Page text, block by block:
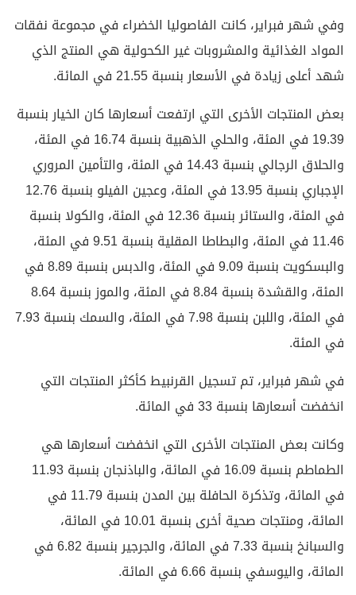
وفي شهر فبراير، كانت الفاصوليا الخضراء في مجموعة نفقات
المواد الغذائية والمشروبات غير الكحولية هي المنتج الذي
شهد أعلى زيادة في الأسعار بنسبة 21.55 في المائة.
بعض المنتجات الأخرى التي ارتفعت أسعارها كان الخيار بنسبة
19.39 في المئة، والحلي الذهبية بنسبة 16.74 في المئة،
والحلاق الرجالي بنسبة 14.43 في المئة، والتأمين المروري
الإجباري بنسبة 13.95 في المئة، وعجين الفيلو بنسبة 12.76
في المئة، والستائر بنسبة 12.36 في المئة، والكولا بنسبة
11.46 في المئة، والبطاطا المقلية بنسبة 9.51 في المئة،
والبسكويت بنسبة 9.09 في المئة، والدبس بنسبة 8.89 في
المئة، والقشدة بنسبة 8.84 في المئة، والموز بنسبة 8.64
في المئة، واللبن بنسبة 7.98 في المئة، والسمك بنسبة 7.93
في المئة.
في شهر فبراير، تم تسجيل القرنبيط كأكثر المنتجات التي
انخفضت أسعارها بنسبة 33 في المائة.
وكانت بعض المنتجات الأخرى التي انخفضت أسعارها هي
الطماطم بنسبة 16.09 في المائة، والباذنجان بنسبة 11.93
في المائة، وتذكرة الحافلة بين المدن بنسبة 11.79 في
المائة، ومنتجات صحية أخرى بنسبة 10.01 في المائة،
والسبانخ بنسبة 7.33 في المائة، والجرجير بنسبة 6.82 في
المائة، واليوسفي بنسبة 6.66 في المائة.